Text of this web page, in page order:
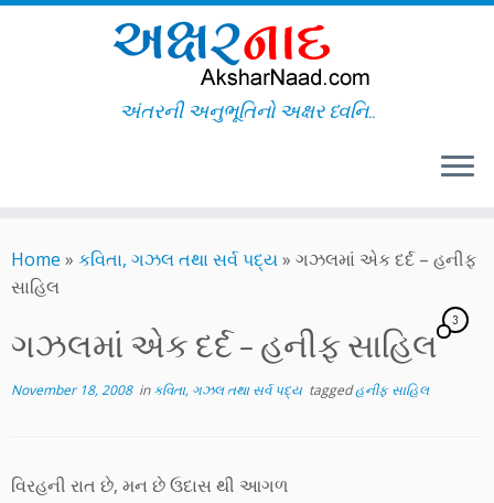
to
content
અંતરની અનુભૂતિનો અક્ષર ધ્વનિ..
Home » કવિતા, ગઝલ તથા સર્વ પદ્ય» ગઝલમાં એક દર્દ – હનીફ
સાહિલ
ગઝલમાં એક દર્દ – હનીફ સાહિલ
3
November 18, 2008inકવિતા, ગઝલ તથા સર્વ પદ્ય taggedહનીફ સાહિલ
વિરહની રાત છે, મન છે ઉદાસ થી આગળ